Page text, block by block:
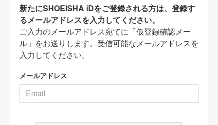
新たにSHOEISHA iDをご登録される方は、登録す
るメールアドレスを入力してください。
ご入力のメールアドレス宛てに「仮登録確認メー
ル」をお送りします。受信可能なメールアドレスを
入力してください。
メールアドレス